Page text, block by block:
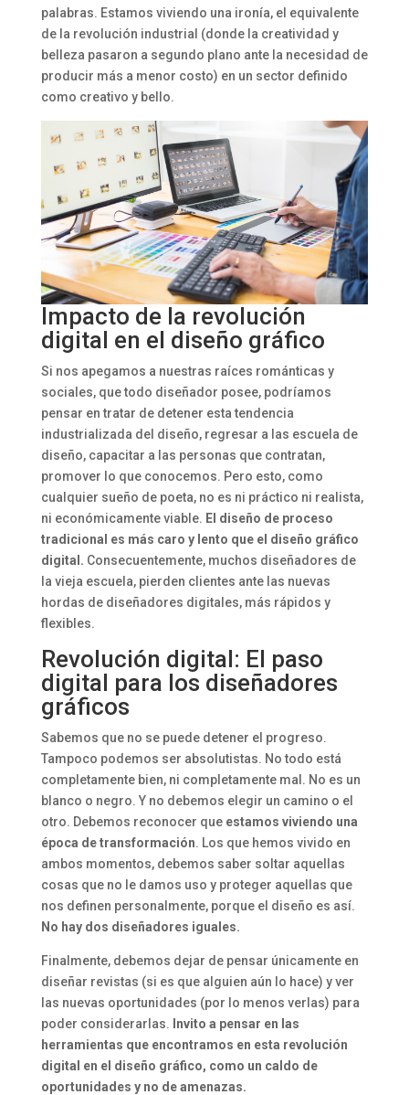
palabras. Estamos viviendo una ironía, el equivalente
de la revolución industrial (donde la creatividad y
belleza pasaron a segundo plano ante la necesidad de
producir más a menor costo) en un sector definido
como creativo y bello.
Impacto de la revolución
digital en el diseño gráfico
Si nos apegamos a nuestras raíces románticas y
sociales, que todo diseñador posee, podríamos
pensar en tratar de detener esta tendencia
industrializada del diseño, regresar a las escuela de
diseño, capacitar a las personas que contratan,
promover lo que conocemos. Pero esto, como
cualquier sueño de poeta, no es ni práctico ni realista,
ni económicamente viable. El diseño de proceso
tradicional es más caro y lento que el diseño gráfico
digital. Consecuentemente, muchos diseñadores de
la vieja escuela, pierden clientes ante las nuevas
hordas de diseñadores digitales, más rápidos y
flexibles.
Revolución digital: El paso
digital para los diseñadores
gráficos
Sabemos que no se puede detener el progreso.
Tampoco podemos ser absolutistas. No todo está
completamente bien, ni completamente mal. No es un
blanco o negro. Y no debemos elegir un camino o el
otro. Debemos reconocer que estamos viviendo una
época de transformación. Los que hemos vivido en
ambos momentos, debemos saber soltar aquellas
cosas que no le damos uso y proteger aquellas que
nos definen personalmente, porque el diseño es así.
No hay dos diseñadores iguales.
Finalmente, debemos dejar de pensar únicamente en
diseñar revistas (si es que alguien aún lo hace) y ver
las nuevas oportunidades (por lo menos verlas) para
poder considerarlas.
Invito a pensar en las
herramientas que encontramos en esta revolución
digital en el diseño gráfico, como un caldo de
oportunidades y no de amenazas.